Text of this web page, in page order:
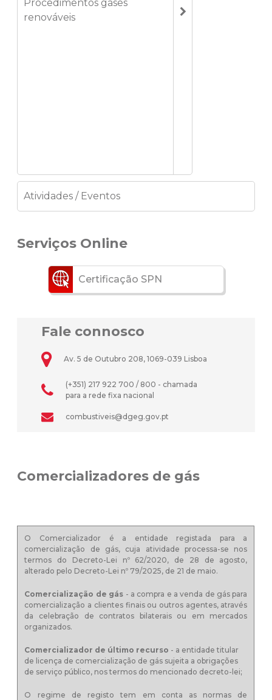
Procedimentos gases
renováveis
Atividades / Eventos
Serviços Online
Certificação SPN
Fale connosco
Av. 5 de Outubro 208, 1069-039 Lisboa
(+351) 217 922 700 / 800 - chamada
para a rede fixa nacional
combustiveis@dgeg.gov.pt
Comercializadores de gás
O Comercializador é a entidade registada para a
comercialização de gás, cuja atividade processa-se nos
termos do Decreto-Lei nº 62/2020, de 28 de agosto,
alterado pelo Decreto-Lei nº 79/2025, de 21 de maio.
Comercialização de gás - a compra e a venda de gás para
comercialização a clientes finais ou outros agentes, através
da celebração de contratos bilaterais ou em mercados
organizados.
Comercializador de último recurso - a entidade titular
de licença de comercialização de gás sujeita a obrigações
de serviço público, nos termos do mencionado decreto-lei;
O regime de registo tem em conta as normas de